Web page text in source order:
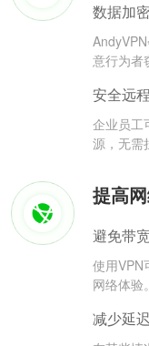
数据加
意行为者
安全远
企业员工
源，无需
提高
避免带
使用VPN
网络体验。
减少延迟